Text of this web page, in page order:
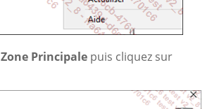
Zone Principale puis cliquez sur